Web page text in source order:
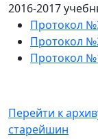
2016-2017
Протокол
Протокол
Протокол
Перейти к а
старейшин